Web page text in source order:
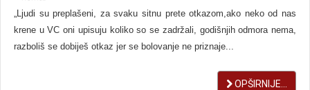
„Ljudi su preplašeni, za svaku sitnu prete otkazom,ako neko od nas
krene u VC oni upisuju koliko so se zadržali, godišnjih odmora nema,
razboliš se dobiješ otkaz jer se bolovanje ne priznaje...
OPŠIRNIJE...